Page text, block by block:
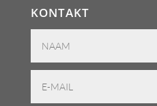
KONTAKT